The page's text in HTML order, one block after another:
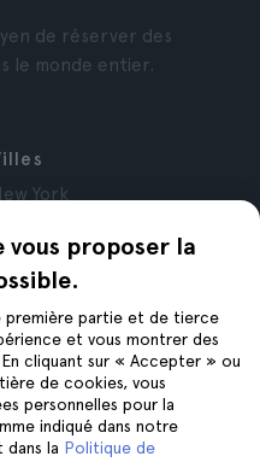
vous proposer la
première partie et de tierce
et vous montrer des
cliquant sur « Accepter » ou
de cookies, vous
personnelles pour la
indiqué dans notre
dans la Politique de
de réserver des
le monde entier.
York